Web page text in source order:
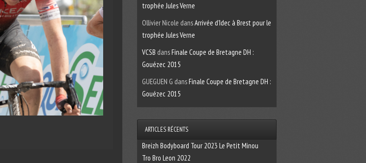
trophée Jules Verne
Ollivier Nicole dansArrivée d’Idec à Brest pour le
trophée Jules Verne
VCSB dansFinale Coupe de Bretagne DH :
Gouézec 2015
GUEGUEN G dansFinale Coupe de Bretagne DH :
Gouézec 2015
ARTICLES RÉCENTS
Breizh Bodyboard Tour 2023 Le Petit Minou
Tro Bro Leon 2022